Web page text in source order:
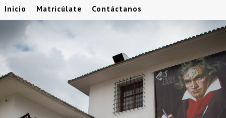
Inicio Matricúlate Contáctanos